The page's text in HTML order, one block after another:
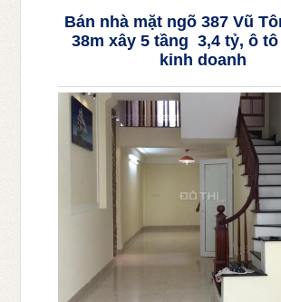
Bán nhà mặt ngõ 387 Vũ
38m xây 5 tầng 3,4 tỷ, ô
kinh doanh